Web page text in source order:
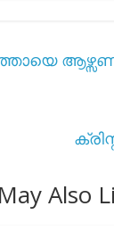
Also